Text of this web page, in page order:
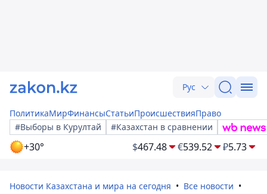
Рус
ПолитикаМирФинансыСтатьиПроисшествияПраво
#Выборы в Курултай
#Казахстан в сравнении
+30° $467.48 €539.52 ₽5.73
Новости Казахстана и мира на сегодня
Все новости